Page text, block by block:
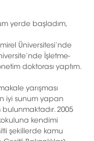
yerde başladım,
Üniversitesi’nde
İşletme-
doktorası yaptım.
yarışması
iyi sunum yapan
2005
kendimi
şekillerde kamu